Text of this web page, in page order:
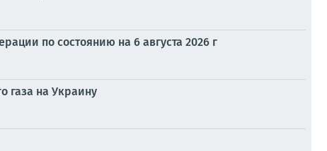
по состоянию на 6 августа 2026 г
газа на Украину